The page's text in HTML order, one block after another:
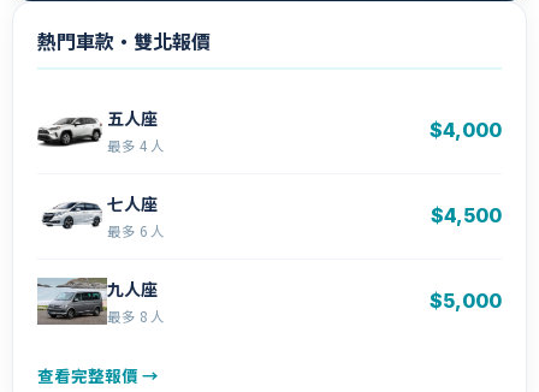
熱門車款・雙北報價
五人座
最多 4 人
$4,000
七人座
最多 6 人
$4,500
九人座
最多 8 人
$5,000
查看完整報價 →